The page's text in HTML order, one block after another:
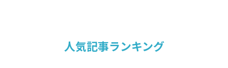
人気記事ランキング